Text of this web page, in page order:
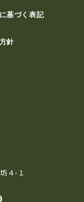
基づく表記
針
４-１